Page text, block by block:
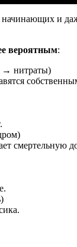
и
вероятным:
→ нитраты)
смертельную